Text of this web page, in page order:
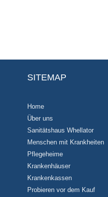
SITEMAP
Home
Über uns
Sanitätshaus Whellator
Menschen mit Krankheiten
Pflegeheime
Krankenhäuser
Krankenkassen
Probieren vor dem Kauf